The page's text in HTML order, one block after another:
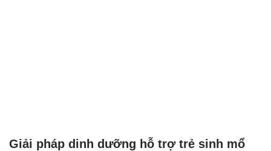
Giải pháp dinh dưỡng hỗ trợ trẻ sinh mổ